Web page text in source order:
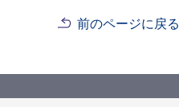
前のページに戻る